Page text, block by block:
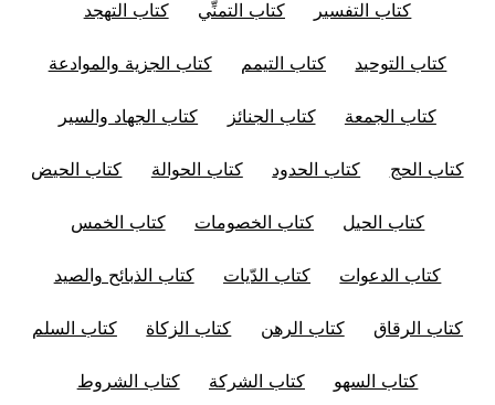
كتاب التفسير كتاب التمنِّي كتاب التهجد
كتاب التوحيد كتاب التيمم كتاب الجزية والموادعة
كتاب الجمعة كتاب الجنائز كتاب الجهاد والسير
كتاب الحج كتاب الحدود كتاب الحوالة كتاب الحيض
كتاب الحيل كتاب الخصومات كتاب الخمس
كتاب الدعوات كتاب الدّيات كتاب الذبائح والصيد
كتاب الرقاق كتاب الرهن كتاب الزكاة كتاب السلم
كتاب السهو كتاب الشركة كتاب الشروط